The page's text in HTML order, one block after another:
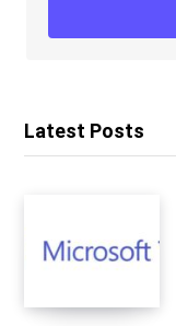
Latest Posts